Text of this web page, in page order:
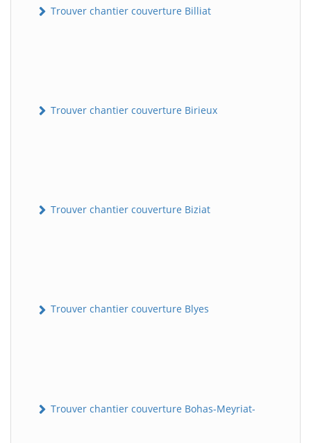
Trouver chantier couverture Billiat
Trouver chantier couverture Birieux
Trouver chantier couverture Biziat
Trouver chantier couverture Blyes
Trouver chantier couverture Bohas-Meyriat-